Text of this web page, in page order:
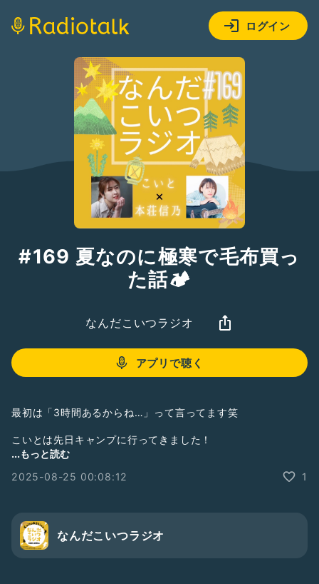
ログイン
#169 夏なのに極寒で毛布買っ
た話🏕
なんだこいつラジオ
アプリで聴く
最初は「3時間あるからね…」って言ってます笑
こいとは先日キャンプに行ってきました！
友達に借りた裂けてないアルミシートほんとに暖かかったけ
でも、「花火やってるよ」って私に話しかけたら、「花火…」
とむにゃむにゃしながら何か喋ってたらしい。
...もっと読む
2025-08-25 00:08:12
1
なんだこいつラジオ